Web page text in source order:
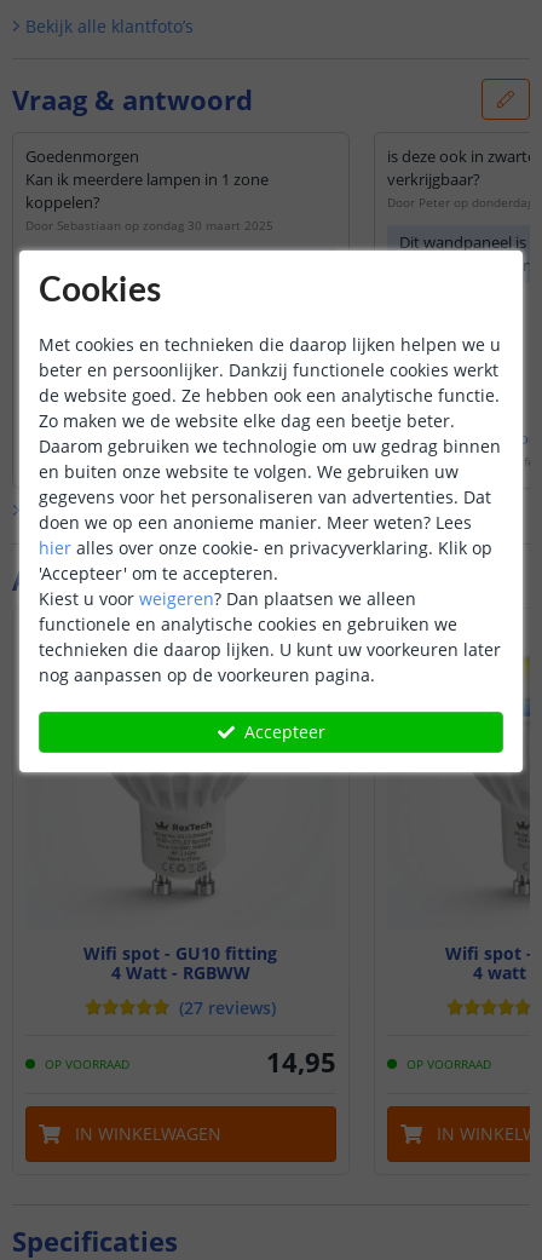
Aanvullende producten
Wifi spot - GU10 fitting
4 Watt - RGBWW
(27 reviews)
OP VOORRAAD 14,95
IN WINKELWAGEN
Wifi spot -
4 watt -
OP VOORRAAD
IN
Bekijk alle klantfoto’s
Vraag & antwoord
Goedenmorgen
Kan ik meerdere lampen in 1 zone
koppelen?
Door Sebastiaan op zondag 30 maart 2025
controllers koppelen aan 1 zone
Bekijkhele antwoord
Edwin op zondag 30 maart 2025
is deze ook in
verkrijgbaar?
Door Peter op donderdag
Dit wandpaneel is
verkrijgbaar in
Bekijkhele
Door Levi vrijdag 28
Bekijk alle Vraag & antwoord
Specificaties
Cookies
Met cookies en technieken die daarop lijken helpen we u
beter en persoonlijker. Dankzij functionele cookies werkt
de website goed. Ze hebben ook een analytische functie.
Zo maken we de website elke dag een beetje beter.
Daarom gebruiken we technologie om uw gedrag binnen
en buiten onze website te volgen. We gebruiken uw
gegevens voor het personaliseren van advertenties. Dat
doen we op een anonieme manier. Meer weten? Lees
hier alles over onze cookie- en privacyverklaring. Klik op
'Accepteer' om te accepteren.
Kiest u voor weigeren? Dan plaatsen we alleen
functionele en analytische cookies en gebruiken we
technieken die daarop lijken. U kunt uw voorkeuren later
nog aanpassen op de voorkeuren pagina.
Accepteer